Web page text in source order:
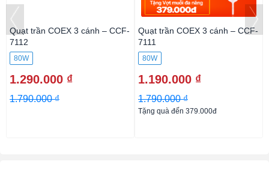
Quạt trần COEX 3 cánh – CCF-
7112
80W
1.290.000 ₫
1.790.000 ₫
Quạt trần COEX 3 cánh – CCF-
7111
80W
1.190.000 ₫
1.790.000 ₫
Tặng quà đến 379.000đ